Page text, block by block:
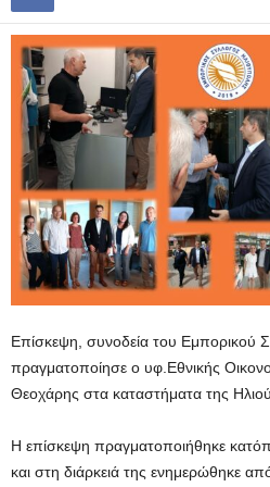
Επίσκεψη, συνοδεία του Εμπορικού
πραγματοποίησε ο υφ.Εθνικής
Θεοχάρης στα καταστήματα της
Η επίσκεψη πραγματοποιήθηκε
και στη διάρκειά της ενημερώθηκε